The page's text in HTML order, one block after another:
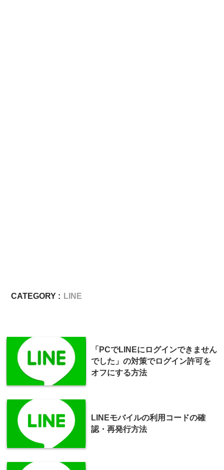
CATEGORY : LINE
「PCでLINEにログインできません
でした」の対策でログイン許可を
オフにする方法
LINEモバイルの利用コードの確
認・再発行方法